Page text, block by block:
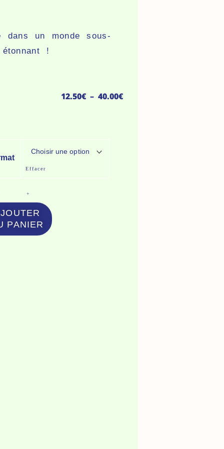
dans un monde sous-
!
12.50€ – 40.00€Plage
Effacer
+
PANIER